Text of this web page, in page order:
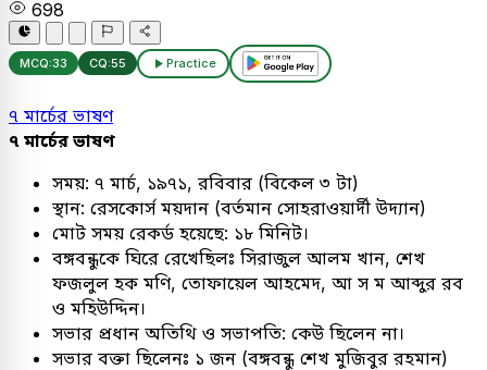
698
MCQ:33 CQ:55 Practice
৭ মার্চের ভাষণ
৭ মার্চের ভাষণ
সময়: ৭ মার্চ, ১৯৭১, রবিবার (বিকেল ৩ টা)
স্থান: রেসকোর্স ময়দান (বর্তমান সোহরাওয়ার্দী উদ্যান)
মোট সময় রেকর্ড হয়েছে: ১৮ মিনিট।
বঙ্গবন্ধুকে ঘিরে রেখেছিলঃ সিরাজুল আলম খান, শেখ
ফজলুল হক মণি, তোফায়েল আহমেদ, আ স ম আব্দুর রব
ও মহিউদ্দিন।
সভার প্রধান অতিথি ও সভাপতি: কেউ ছিলেন না।
সভার বক্তা ছিলেনঃ ১ জন (বঙ্গবন্ধু শেখ মুজিবুর রহমান)